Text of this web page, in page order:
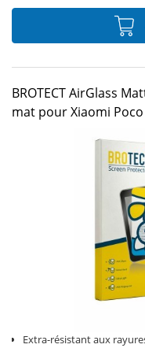
BROTECT AirGlass
mat pour Xiaomi
Extra-résistant aux